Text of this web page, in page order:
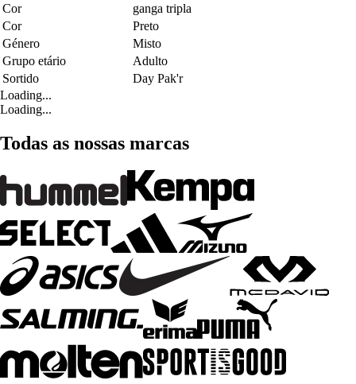
Cor
ganga tripla
Cor
Preto
Género
Misto
Grupo etário
Adulto
Sortido
Day Pak'r
Loading...
Loading...
Todas as nossas marcas